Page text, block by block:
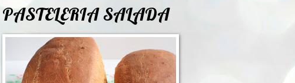
PASTELERIA SALADA